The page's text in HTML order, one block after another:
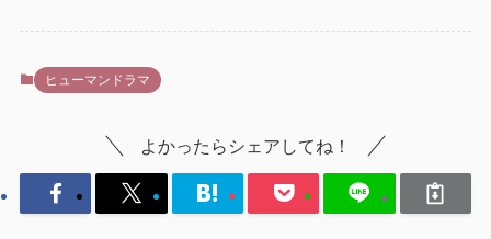
ヒューマンドラマ
よかったらシェアしてね！